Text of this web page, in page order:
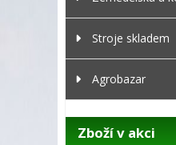
Stroje skladem
Agrobazar
Zboží v akci